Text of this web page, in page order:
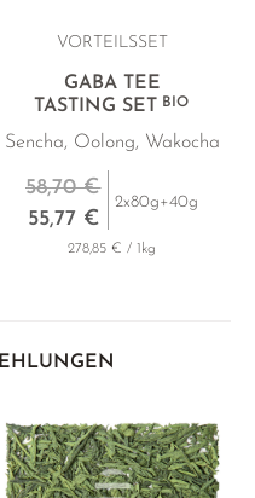
VORTEILSSET
GABA TEE
TASTING SETBIO
Sencha, Oolong, Wakocha
55,77 €
58,70 €
2x80g+40g
278,85 € / 1kg